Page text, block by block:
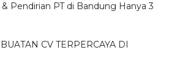
Pendirian PT di Bandung Hanya 3
CV TERPERCAYA DI